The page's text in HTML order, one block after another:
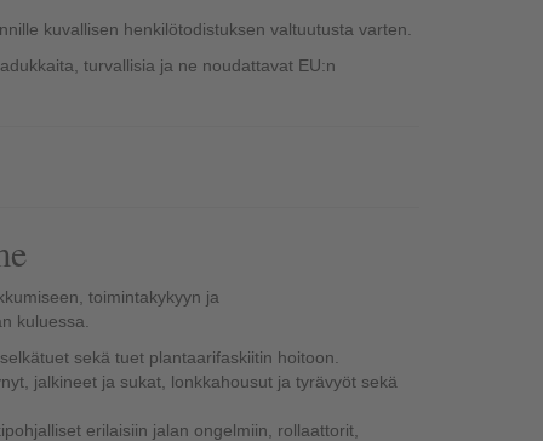
kuvallisen henkilötodistuksen valtuutusta varten.
turvallisia ja ne noudattavat EU:n
toimintakykyyn ja
kuluessa.
sekä tuet plantaarifaskiitin hoitoon.
jalkineet ja sukat, lonkkahousut ja tyrävyöt sekä
erilaisiin jalan ongelmiin, rollaattorit,